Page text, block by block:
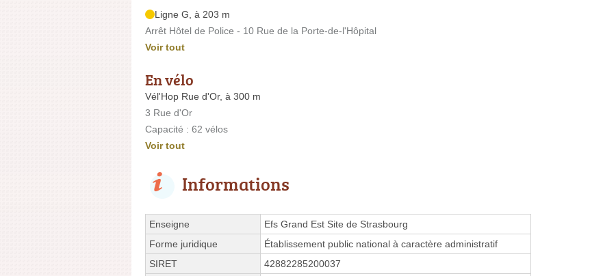
Ligne G, à 203 m
Arrêt Hôtel de Police - 10 Rue de la Porte-de-l'Hôpital
Voir tout
En vélo
Vél'Hop Rue d'Or, à 300 m
3 Rue d'Or
Capacité : 62 vélos
Voir tout
Informations
Enseigne
Efs Grand Est Site de Strasbourg
Forme juridique
Établissement public national à caractère administratif
SIRET
42882285200037